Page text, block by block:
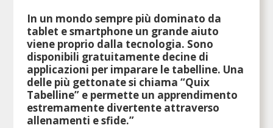
In un mondo sempre più dominato da
tablet e smartphone un grande aiuto
viene proprio dalla tecnologia. Sono
disponibili gratuitamente decine di
applicazioni per imparare le tabelline. Una
delle più gettonate si chiama “Quix
Tabelline” e permette un apprendimento
estremamente divertente attraverso
allenamenti e sfide.”